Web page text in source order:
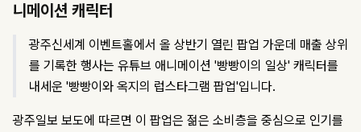
니메이션 캐릭터
광주신세계 이벤트홀에서 올 상반기 열린 팝업 가운데 매출 상위
를 기록한 행사는 유튜브 애니메이션 '빵빵이의 일상' 캐릭터를
내세운 '빵빵이와 옥지의 럽스타그램 팝업'입니다.
광주일보 보도에 따르면 이 팝업은 젊은 소비층을 중심으로 인기를